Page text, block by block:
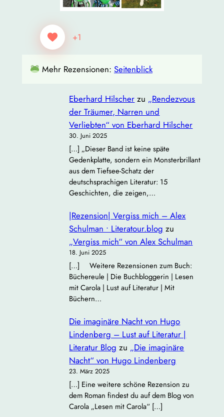
+1
Mehr Rezensionen: Seitenblick
Eberhard Hilscher zu „Rendezvous
der Träumer, Narren und
Verliebten“ von Eberhard Hilscher
30. Juni 2025
[…] „Dieser Band ist keine späte
Gedenkplatte, sondern ein Monsterbrillant
aus dem Tiefsee‐Schatz der
deutschsprachigen Literatur: 15
Geschichten, die zeigen,…
|Rezension| Vergiss mich – Alex
Schulman • Literatour.blog zu
„Vergiss mich“ von Alex Schulman
18. Juni 2025
[…] Weitere Rezensionen zum Buch:
Büchereule | Die Buchbloggerin | Lesen
mit Carola | Lust auf Literatur | Mit
Büchern…
Die imaginäre Nacht von Hugo
Lindenberg – Lust auf Literatur |
Literatur Blog zu „Die imaginäre
Nacht“ von Hugo Lindenberg
23. März 2025
[…] Eine weitere schöne Rezension zu
dem Roman findest du auf dem Blog von
Carola „Lesen mit Carola“ […]